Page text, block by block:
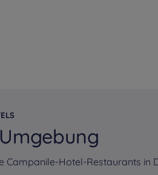
Campanile-Hotel-Restaurants